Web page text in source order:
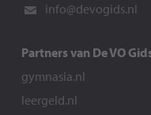
info@devogids.nl
Partners van De VO
gymnasia.nl
leergeld.nl